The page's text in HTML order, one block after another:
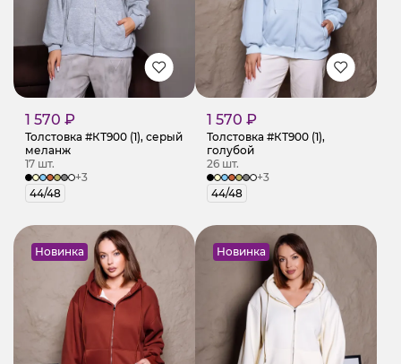
1 570 ₽
Толстовка #КТ900 (1), серый
меланж
17 шт.
+3
44/48
1 570 ₽
Толстовка #КТ900 (1),
голубой
26 шт.
+3
44/48
Новинка Новинка